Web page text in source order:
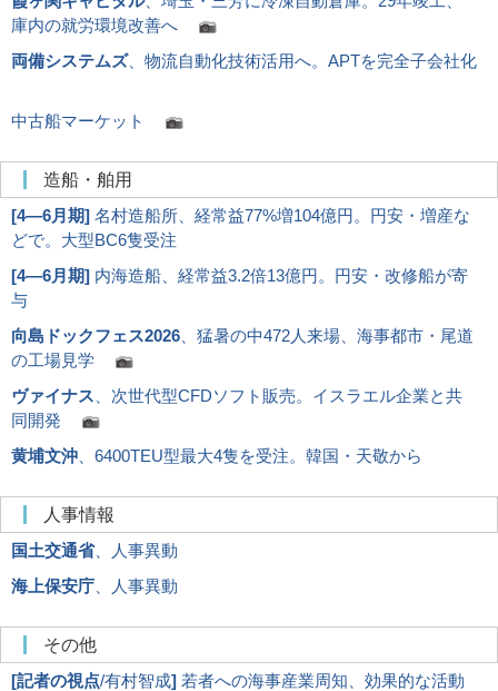
庫内の就労環境改善へ
両備システムズ、物流自動化技術活用へ。APTを完全子会社化
中古船マーケット
造船・舶用
[4―6月期] 名村造船所、経常益77%増104億円。円安・増産な
どで。大型BC6隻受注
[4―6月期] 内海造船、経常益3.2倍13億円。円安・改修船が寄
与
向島ドックフェス2026 、猛暑の中472人来場、海事都市・尾道
の工場見学
ヴァイナス 、次世代型CFDソフト販売。イスラエル企業と共
同開発
黄埔文沖 、6400TEU型最大4隻を受注。韓国・天敬から
人事情報
国土交通省、人事異動
海上保安庁 、人事異動
その他
[記者の視点/有村智成] 若者への海事産業周知、効果的な活動